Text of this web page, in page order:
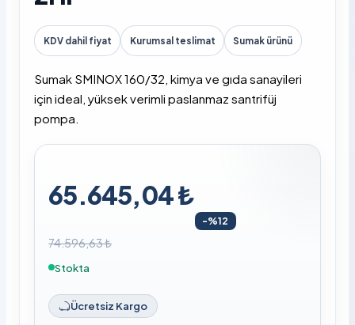
KDV dahil fiyat Kurumsal teslimat Sumak ürünü
Sumak SMINOX 160/32, kimya ve gıda sanayileri
için ideal, yüksek verimli paslanmaz santrifüj
pompa.
65.645,04 ₺
-%12
74.596,63 ₺
Stokta
Ücretsiz Kargo